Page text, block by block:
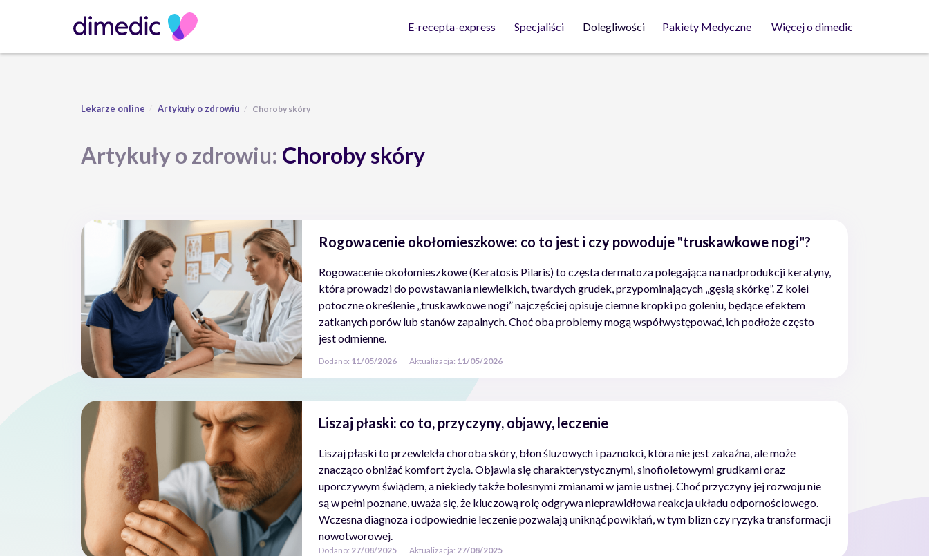
E-recepta-express Specjaliści Dolegliwości Pakiety Medyczne Więcej o dimedic
Lekarze online Artykuły o zdrowiu Choroby skóry
Artykuły o zdrowiu: Choroby skóry
Rogowacenie okołomieszkowe: co to jest i czy powoduje "truskawkowe nogi"?
Rogowacenie okołomieszkowe (Keratosis Pilaris) to częsta dermatoza polegająca na nadprodukcji keratyny,
która prowadzi do powstawania niewielkich, twardych grudek, przypominających „gęsią skórkę”. Z kolei
potoczne określenie „truskawkowe nogi” najczęściej opisuje ciemne kropki po goleniu, będące efektem
zatkanych porów lub stanów zapalnych. Choć oba problemy mogą współwystępować, ich podłoże często
jest odmienne.
Dodano: 11/05/2026 Aktualizacja: 11/05/2026
Liszaj płaski: co to, przyczyny, objawy, leczenie
Liszaj płaski to przewlekła choroba skóry, błon śluzowych i paznokci, która nie jest zakaźna, ale może
znacząco obniżać komfort życia. Objawia się charakterystycznymi, sinofioletowymi grudkami oraz
uporczywym świądem, a niekiedy także bolesnymi zmianami w jamie ustnej. Choć przyczyny jej rozwoju nie
są w pełni poznane, uważa się, że kluczową rolę odgrywa nieprawidłowa reakcja układu odpornościowego.
Wczesna diagnoza i odpowiednie leczenie pozwalają uniknąć powikłań, w tym blizn czy ryzyka transformacji
nowotworowej.
Dodano: 27/08/2025 Aktualizacja: 27/08/2025